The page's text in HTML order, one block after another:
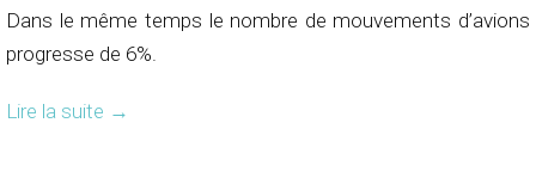
Dans le même temps le nombre de mouvements d’avions
progresse de 6%.
Lire la suite →